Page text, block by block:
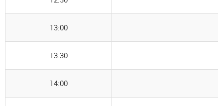
13:00
13:30
14:00